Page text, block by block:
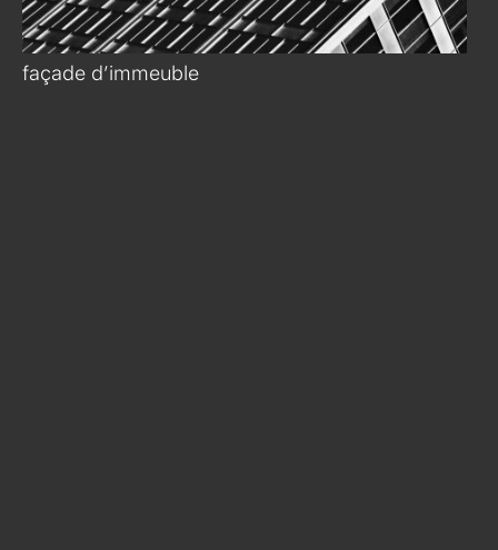
façade d’immeuble